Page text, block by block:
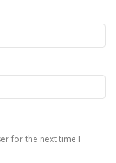
for the next time I